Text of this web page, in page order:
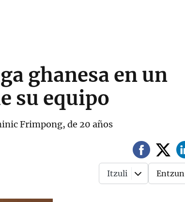
ghanesa en un
su equipo
Frimpong, de 20 años
Itzuli Entzun